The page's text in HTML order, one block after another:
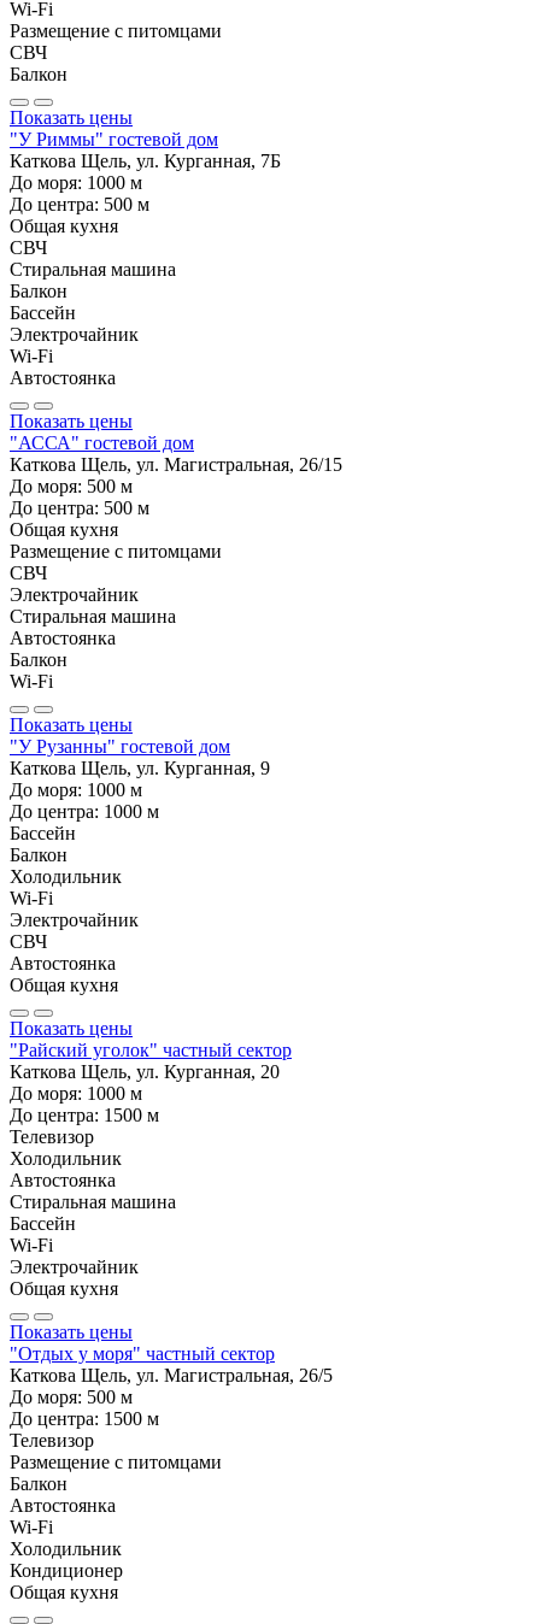
Wi-Fi
Размещение с питомцами
СВЧ
Балкон
Показать цены
"У Риммы" гостевой дом
Каткова Щель, ул. Курганная, 7Б
До моря: 1000 м
До центра: 500 м
Общая кухня
СВЧ
Стиральная машина
Балкон
Бассейн
Электрочайник
Wi-Fi
Автостоянка
Показать цены
"АССА" гостевой дом
Каткова Щель, ул. Магистральная, 26/15
До моря: 500 м
До центра: 500 м
Общая кухня
Размещение с питомцами
СВЧ
Электрочайник
Стиральная машина
Автостоянка
Балкон
Wi-Fi
Показать цены
"У Рузанны" гостевой дом
Каткова Щель, ул. Курганная, 9
До моря: 1000 м
До центра: 1000 м
Бассейн
Балкон
Холодильник
Wi-Fi
Электрочайник
СВЧ
Автостоянка
Общая кухня
Показать цены
"Райский уголок" частный сектор
Каткова Щель, ул. Курганная, 20
До моря: 1000 м
До центра: 1500 м
Телевизор
Холодильник
Автостоянка
Стиральная машина
Бассейн
Wi-Fi
Электрочайник
Общая кухня
Показать цены
"Отдых у моря" частный сектор
Каткова Щель, ул. Магистральная, 26/5
До моря: 500 м
До центра: 1500 м
Телевизор
Размещение с питомцами
Балкон
Автостоянка
Wi-Fi
Холодильник
Кондиционер
Общая кухня